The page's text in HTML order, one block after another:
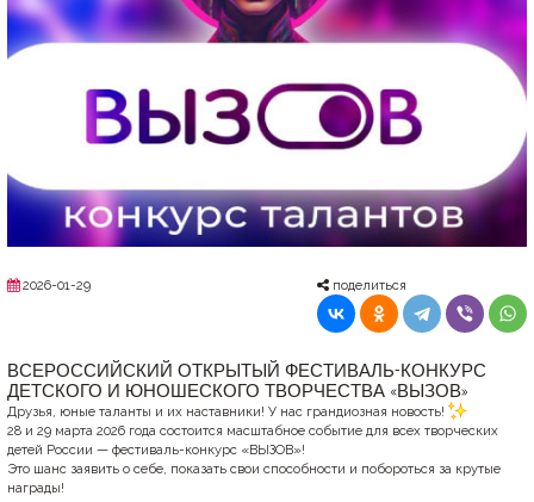
2026-01-29 поделиться
ВСЕРОССИЙСКИЙ ОТКРЫТЫЙ ФЕСТИВАЛЬ-КОНКУРС
ДЕТСКОГО И ЮНОШЕСКОГО ТВОРЧЕСТВА «ВЫЗОВ»
Друзья, юные таланты и их наставники! У нас грандиозная новость!
28 и 29 марта 2026 года состоится масштабное событие для всех творческих
детей России — фестиваль-конкурс «ВЫЗОВ»!
Это шанс заявить о себе, показать свои способности и побороться за крутые
награды!